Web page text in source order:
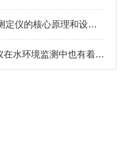
直读BOD测定仪的核心原理和设备结构
红外测油仪在水环境监测中也有着不小的作用